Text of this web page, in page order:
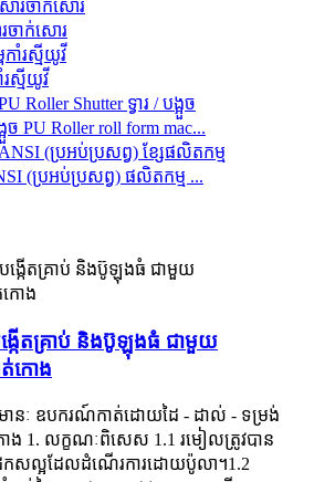
ចាក់សោរ
ស្មីយូវី
អួច PU Roller roll form mac...
(ប្រអប់ប្រសព្វ) ផលិតកម្ម ...
កើតគ្រាប់ និងប៊ូឡុងធំ ជាមួយ
កោង
ានៈ ឧបករណ៍កាត់ដោយដៃ - ដាល់ - ទម្រង់
ង 1. លក្ខណៈពិសេស 1.1 រមៀលត្រូវបាន
សល្អដែលដំណើរការដោយប៉ូលា។1.2